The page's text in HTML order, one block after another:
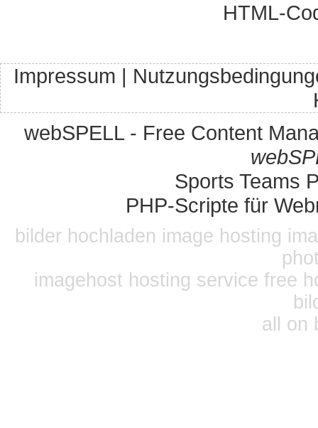
HTML-
Impressum |
webSPELL - Free Content
Sports Teams
PHP-Scripte für
bilder hochladen image hosting
imagehost hosting service free
all on